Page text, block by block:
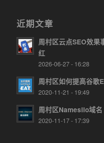
近期文章
周村区云点SEO效果
红
2026-06-27 - 16:28
周村区如何提高谷歌
2020-11-21 - 19:49
周村区Namesilo域
2020-11-17 - 17:39